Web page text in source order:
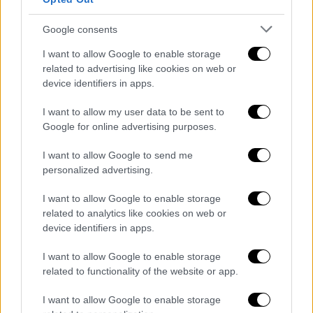
Google consents
I want to allow Google to enable storage
related to advertising like cookies on web or
device identifiers in apps.
I want to allow my user data to be sent to
Google for online advertising purposes.
I want to allow Google to send me
personalized advertising.
I want to allow Google to enable storage
related to analytics like cookies on web or
device identifiers in apps.
I want to allow Google to enable storage
related to functionality of the website or app.
I want to allow Google to enable storage
πέθαναν επειδή ποδοπατήθηκαν, ή από
ασφυξία. Ο υπουργός έκανε επίσης λόγο για
«κάποιες» περιπτώσεις γυναικών που
«βιάστηκαν», χωρίς να δώσει περισσότερες
λεπτομέρειες.
Δρόμοι γύρω από τη φυλακή αποκλείστηκαν
και του στρατού παρέμενε στην περιοχή
χθες, διαπίστωσαν δημοσιογράφοι του
Γαλλικού Πρακτορείου.
Σύμφωνα με μαρτυρίες, ακούστηκαν εκ νέου
«Άκουσα πυροβολισμούς γύρω στις 05:00»,
αφηγήθηκε οΣακρ, οδηγός ταξί που δεν
θέλησε να δώσει τα πλήρη στοιχεία του.